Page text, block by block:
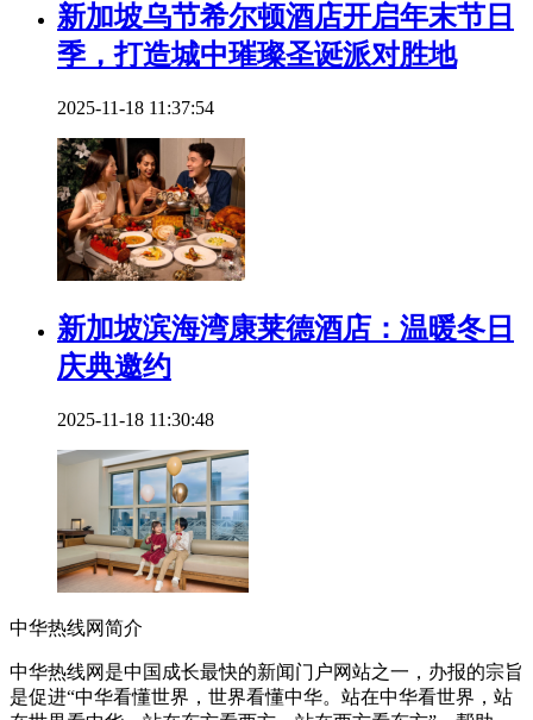
新加坡乌节希尔顿酒店开启年末节日
季，打造城中璀璨圣诞派对胜地
2025-11-18 11:37:54
新加坡滨海湾康莱德酒店：温暖冬日
庆典邀约
2025-11-18 11:30:48
中华热线网简介
中华热线网是中国成长最快的新闻门户网站之一，办报的宗旨
是促进“中华看懂世界，世界看懂中华。站在中华看世界，站